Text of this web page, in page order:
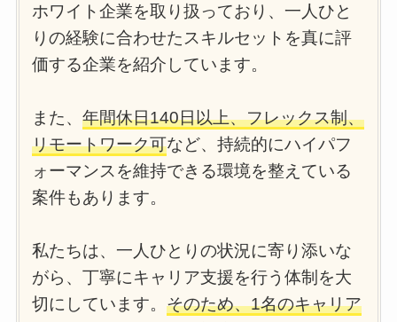
ホワイト企業を取り扱っており、一人ひと
りの経験に合わせたスキルセットを真に評
価する企業を紹介しています。
また、年間休日140日以上、フレックス制、
リモートワーク可など、持続的にハイパフ
ォーマンスを維持できる環境を整えている
案件もあります。
私たちは、一人ひとりの状況に寄り添いな
がら、丁寧にキャリア支援を行う体制を大
切にしています。そのため、1名のキャリア